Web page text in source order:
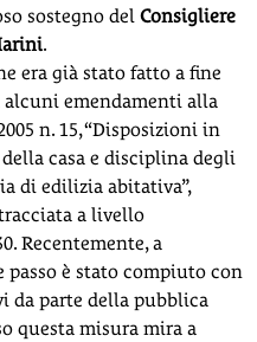
sostegno del Consigliere
.
era già stato fatto a fine
alcuni emendamenti alla
n. 15, “Disposizioni in
casa e disciplina degli
di edilizia abitativa”,
a livello
Recentemente, a
passo è stato compiuto con
da parte della pubblica
questa misura mira a